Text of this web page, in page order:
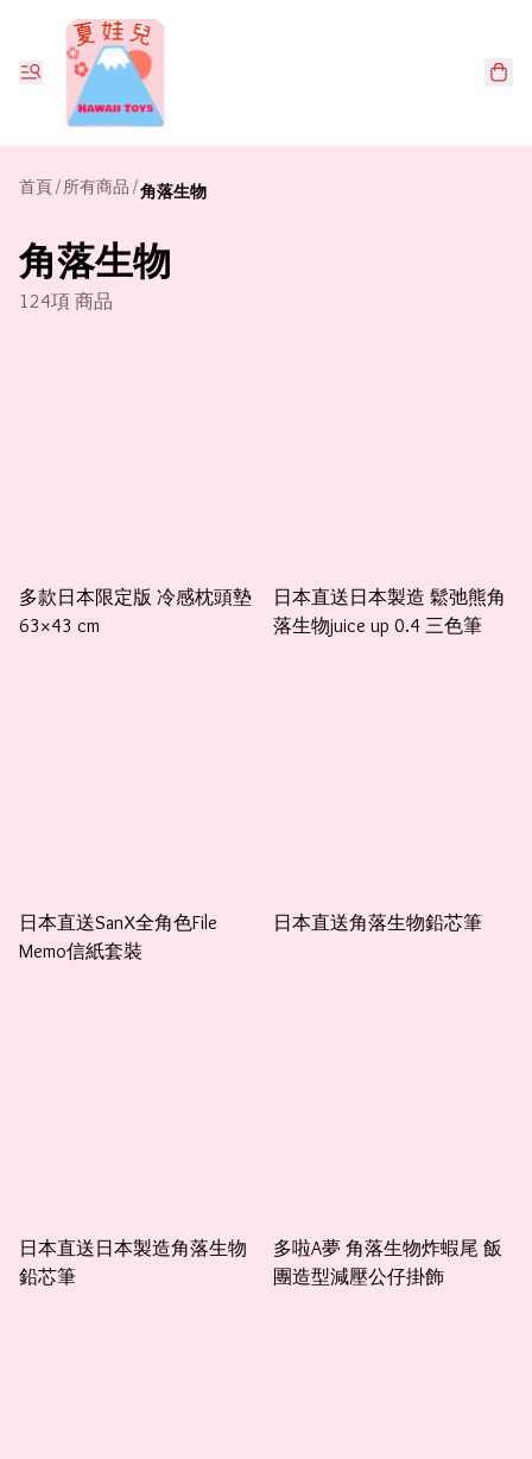
首頁/ 所有商品 /角落生物
角落生物
124項 商品
多款日本限定版 冷感枕頭墊
63×43 cm
日本直送日本製造 鬆弛熊角
落生物juice up 0.4 三色筆
日本直送SanX全角色File
Memo信紙套裝
日本直送角落生物鉛芯筆
日本直送日本製造角落生物
鉛芯筆
多啦A夢 角落生物炸蝦尾 飯
團造型減壓公仔掛飾